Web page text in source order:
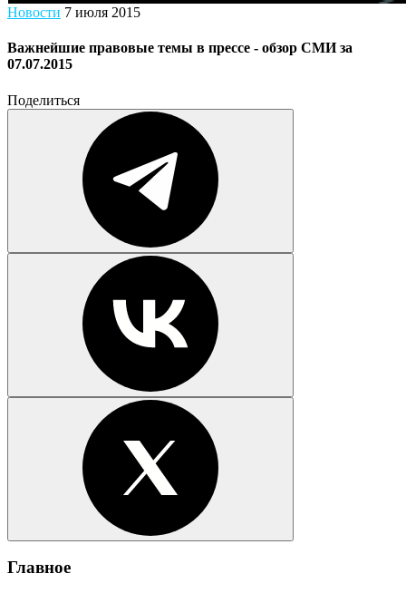
Новости 7 июля 2015
Важнейшие правовые темы в прессе - обзор СМИ за
07.07.2015
Поделиться
Главное